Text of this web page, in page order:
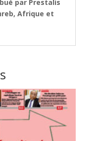
par Prestalis
Afrique et